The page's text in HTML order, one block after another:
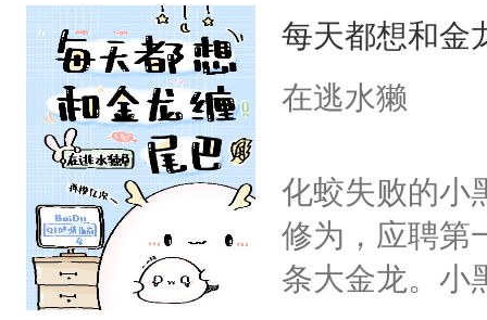
回来！然而，
了......当偶然
时。他这才发
身影......严之
在容与身后的
狂：“你跟人
妄。当他看到
白，这一切终
子，门下所
杀了同为魔道
绝于师门前。
了当年。回到
每天都想和金
在逃水獭
化蛟失败的小
修为，应聘第
条大金龙。小